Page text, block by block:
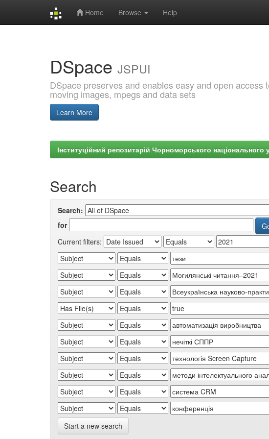
Home Browse Help
DSpace JSPUI
DSpace preserves and enables easy and open
moving images, mpegs and data sets
Learn More
Інституційний репозитарій Чорноморського національного
Search
Search:
for
Current filters:
Start a new search